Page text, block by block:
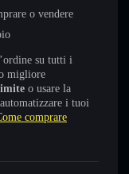
o vendere
su tutti i
migliore
o usare la
i tuoi
comprare